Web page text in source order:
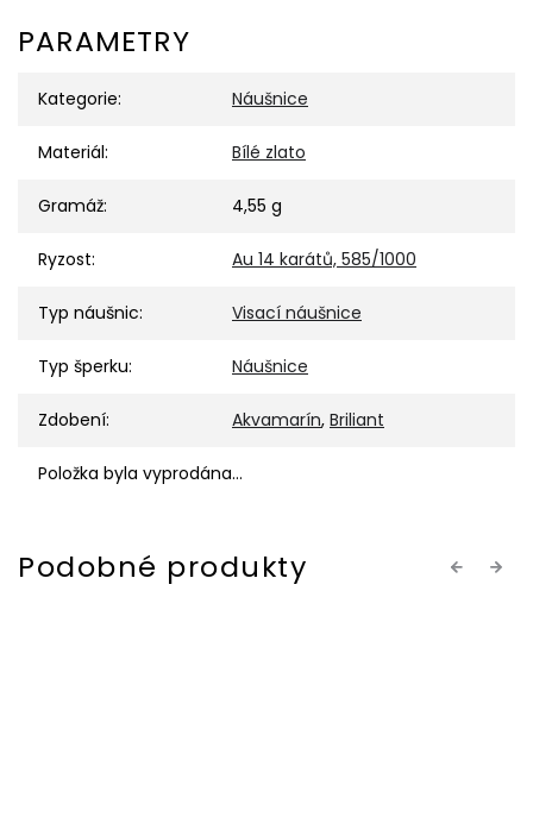
PARAMETRY
Kategorie: Náušnice
Materiál: Bílé zlato
Gramáž: 4,55 g
Ryzost: Au 14 karátů, 585/1000
Typ náušnic: Visací náušnice
Typ šperku: Náušnice
Zdobení: Akvamarín, Briliant
Položka byla vyprodána…
Previous
Next